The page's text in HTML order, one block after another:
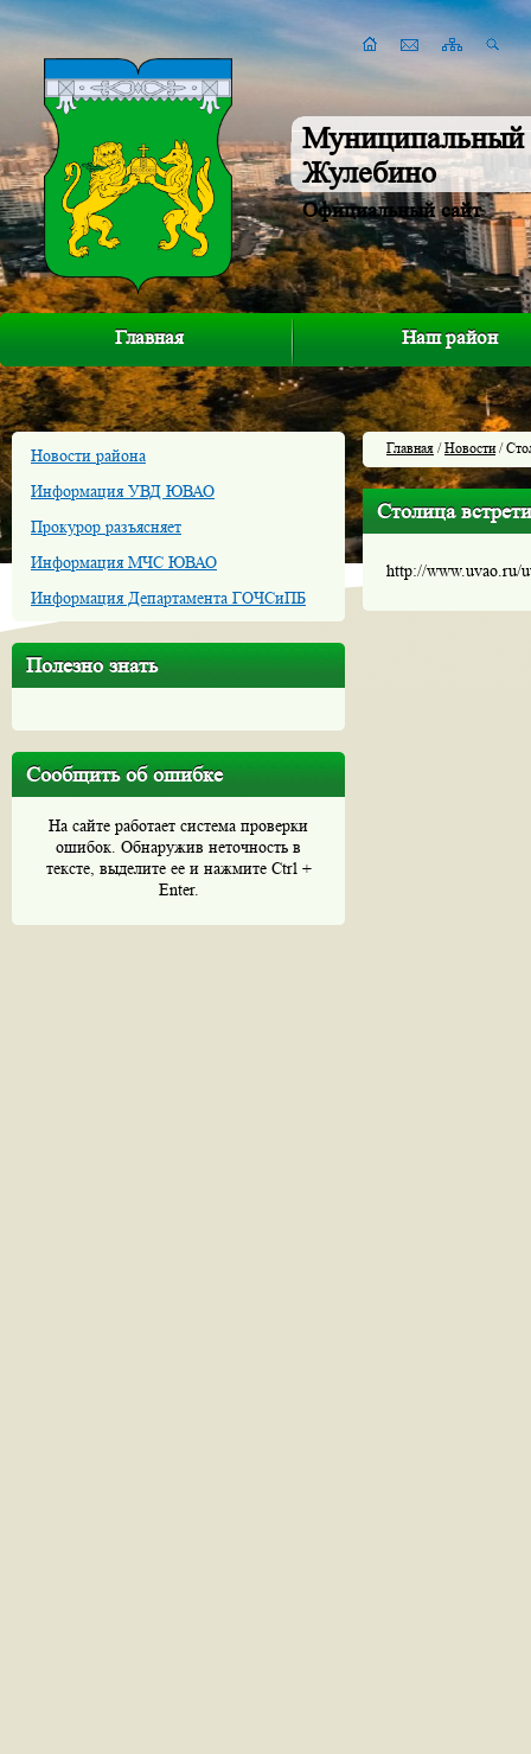
Муниципальный
Жулебино
Официальный сайт
Главная Наш район
Новости района
Информация УВД ЮВАО
Прокурор разъясняет
Информация МЧС ЮВАО
Информация Департамента ГОЧСиПБ
Полезно знать
Сообщить об ошибке
На сайте работает система проверки
ошибок. Обнаружив неточность в
тексте, выделите ее и нажмите Ctrl +
Enter.
Главная /Новости/
Столица
http://www.uvao.ru/